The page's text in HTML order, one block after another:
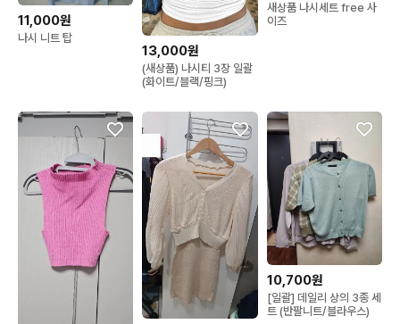
11,000원
나시 니트 탑
13,000원
(새상품) 나시티 3장 일괄
(화이트/블랙/핑크)
새상품 나시세트 free 사
이즈
10,700원
[일괄] 데일리 상의 3종 세
트 (반팔니트/블라우스)